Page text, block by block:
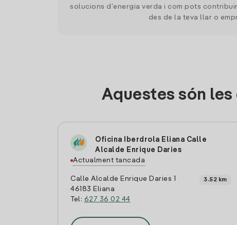
solucions d'energia verda i com pots
des de la teva llar o
Aquestes són
Oficina Iberdrola Eliana Calle
Alcalde Enrique Daries
Actualment tancada
Calle Alcalde Enrique Daries 1
46183 Eliana
Tel: 627 36 02 44
3.52 km